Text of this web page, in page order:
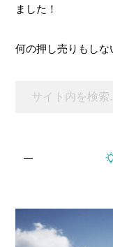
ました！
何の押し売りもしな